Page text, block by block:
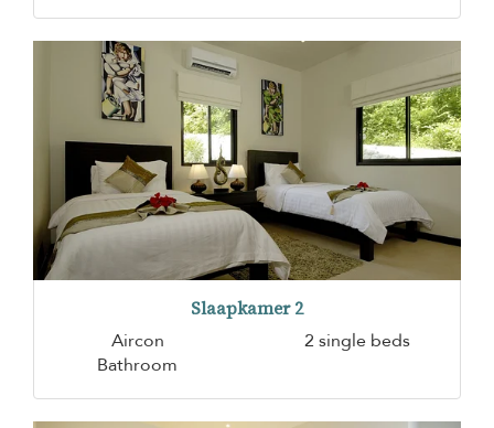
Slaapkamer 2
Aircon
2 single beds
Bathroom